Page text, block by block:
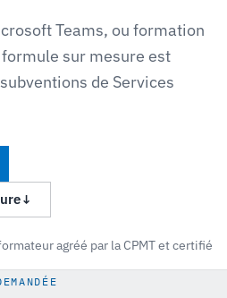
Teams, ou formation
sur mesure est
de Services
↓
agréé par la CPMT et certifié